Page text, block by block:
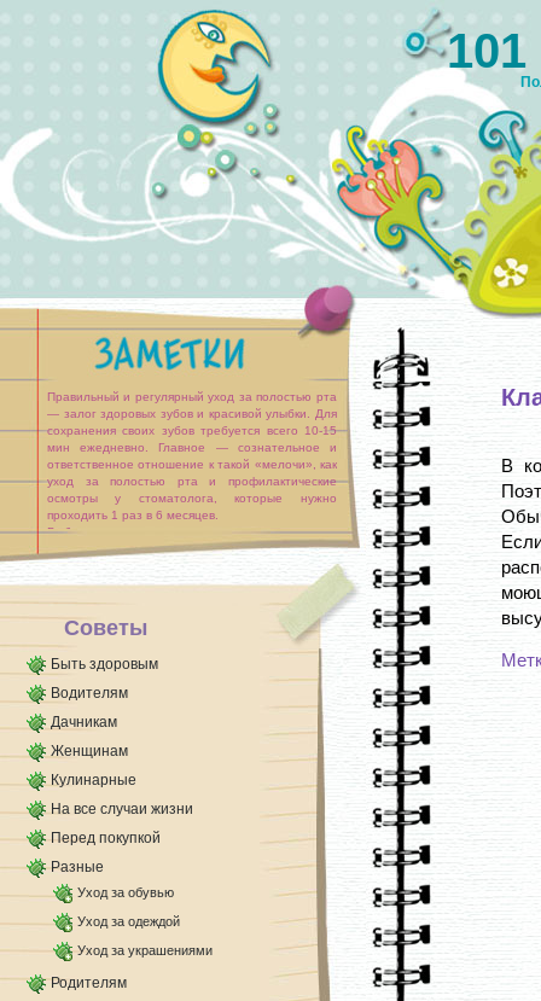
Правильный и регулярный уход за полостью рта
— залог здоровых зубов и красивой улыбки. Для
сохранения своих зубов требуется всего 10-15
мин ежедневно. Главное — сознательное и
ответственное отношение к такой «мелочи», как
уход за полостью рта и профилактические
осмотры у стоматолога, которые нужно
проходить 1 раз в 6 месяцев.
Выбор средств ухода за полостью рта
Немалое [...]
Советы
Быть здоровым
Водителям
Дачникам
Женщинам
Кулинарные
На все случаи жизни
Перед покупкой
Разные
Уход за обувью
Уход за одеждой
Уход за украшениями
Родителям
В